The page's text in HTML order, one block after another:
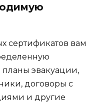
сертификатов вам
эвакуации,
договоры с
и другие